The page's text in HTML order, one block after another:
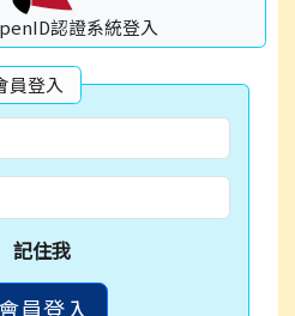
認證系統登入
員登入
記住我
會員登入